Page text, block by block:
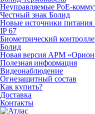
Неуправляемые PoE-
Честный знак Болид
Новые источники
IP 67
Биометрический
Болид
Новая версия АРМ
Полезная информация
Видеонаблюдение
Огнезащитный состав
Как купить?
Доставка
Контакты